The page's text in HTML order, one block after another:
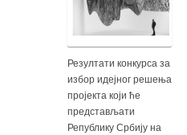
Резултати конкурса за
избор идејног решења
пројекта који ће
представљати
Републику Србију на